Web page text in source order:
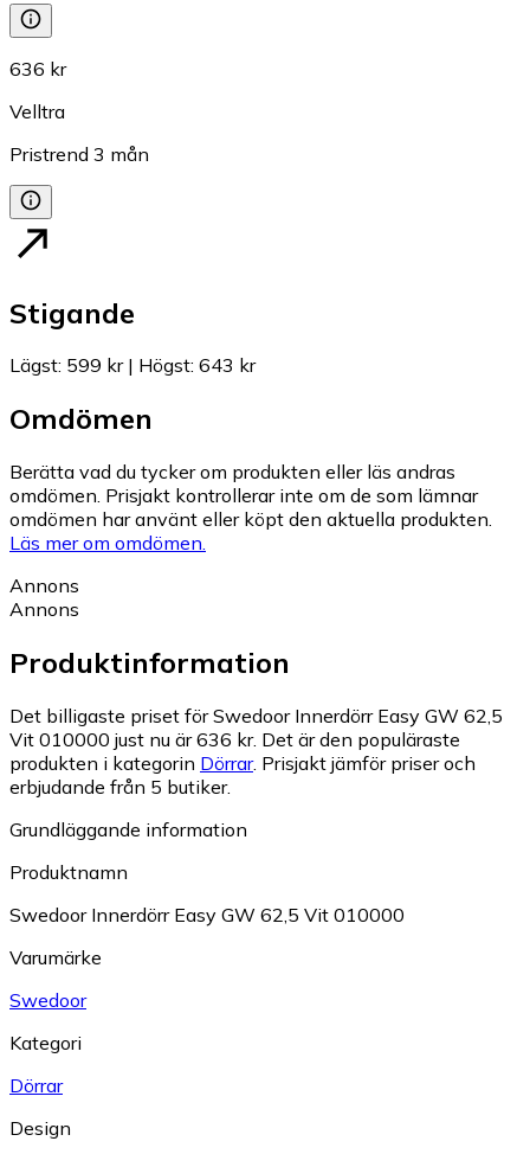
636 kr
Velltra
Pristrend 3 mån
Stigande
Lägst: 599 kr| Högst: 643 kr
Omdömen
Berätta vad du tycker om produkten eller läs andras
omdömen. Prisjakt kontrollerar inte om de som lämnar
omdömen har använt eller köpt den aktuella produkten.
Läs mer om omdömen.
Annons
Annons
Produktinformation
Det billigaste priset för Swedoor Innerdörr Easy GW 62,5
Vit 010000 just nu är 636 kr. Det är den populäraste
produkten i kategorin Dörrar. Prisjakt jämför priser och
erbjudande från 5 butiker.
Grundläggande information
Produktnamn
Swedoor Innerdörr Easy GW 62,5 Vit 010000
Varumärke
Swedoor
Kategori
Dörrar
Design